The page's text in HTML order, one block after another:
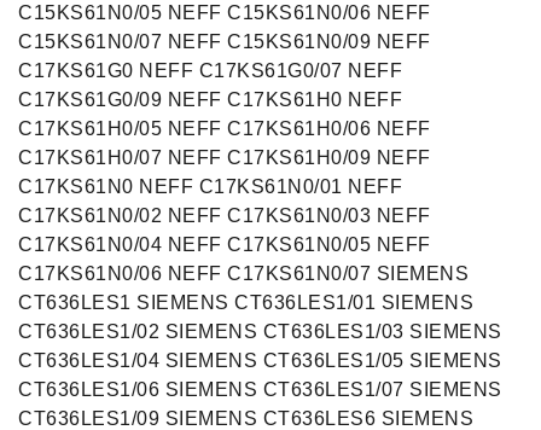
C15KS61N0/05 NEFF C15KS61N0/06 NEFF
C15KS61N0/07 NEFF C15KS61N0/09 NEFF
C17KS61G0 NEFF C17KS61G0/07 NEFF
C17KS61G0/09 NEFF C17KS61H0 NEFF
C17KS61H0/05 NEFF C17KS61H0/06 NEFF
C17KS61H0/07 NEFF C17KS61H0/09 NEFF
C17KS61N0 NEFF C17KS61N0/01 NEFF
C17KS61N0/02 NEFF C17KS61N0/03 NEFF
C17KS61N0/04 NEFF C17KS61N0/05 NEFF
C17KS61N0/06 NEFF C17KS61N0/07 SIEMENS
CT636LES1 SIEMENS CT636LES1/01 SIEMENS
CT636LES1/02 SIEMENS CT636LES1/03 SIEMENS
CT636LES1/04 SIEMENS CT636LES1/05 SIEMENS
CT636LES1/06 SIEMENS CT636LES1/07 SIEMENS
CT636LES1/09 SIEMENS CT636LES6 SIEMENS